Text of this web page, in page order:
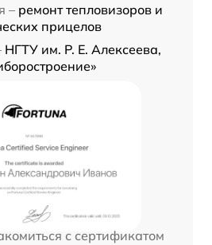
– ремонт тепловизоров и
прицелов
НГТУ им. Р. Е. Алексеева,
с сертификатом